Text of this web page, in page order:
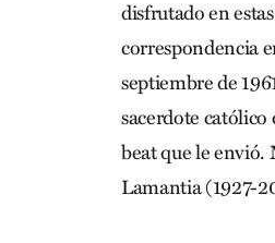
disfrutado en
correspondencia
septiembre de
sacerdote católico
beat que le envió.
Lamantia (1927-